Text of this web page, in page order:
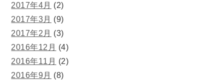
2017年4月 (2)
2017年3月 (9)
2017年2月 (3)
2016年12月 (4)
2016年11月 (2)
2016年9月 (8)